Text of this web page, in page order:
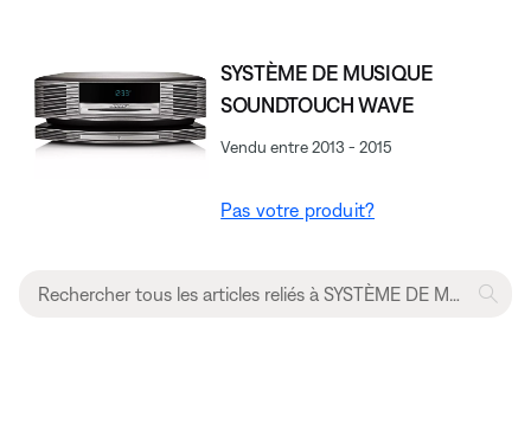
SYSTÈME DE MUSIQUE
SOUNDTOUCH WAVE
Vendu entre 2013 - 2015
Pas votre produit?